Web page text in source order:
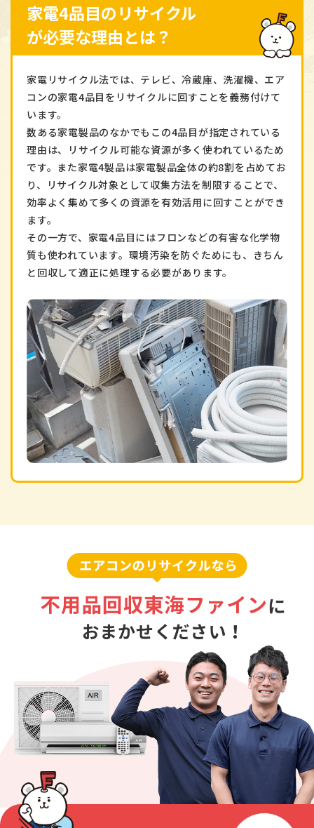
家電4品目のリサイクル
が必要な理由とは？
家電リサイクル法では、テレビ、冷蔵庫、洗濯機、エア
コンの家電4品目をリサイクルに回すことを義務付けて
います。
数ある家電製品のなかでもこの4品目が指定されている
理由は、リサイクル可能な資源が多く使われているため
です。また家電4製品は家電製品全体の約8割を占めてお
り、リサイクル対象として収集方法を制限することで、
効率よく集めて多くの資源を有効活用に回すことができ
ます。
その一方で、家電4品目にはフロンなどの有害な化学物
質も使われています。環境汚染を防ぐためにも、きちん
と回収して適正に処理する必要があります。